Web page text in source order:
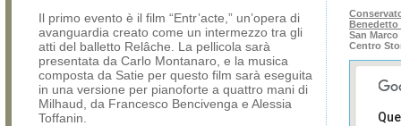
Il primo evento è il film “Entr’acte,” un’opera di
avanguardia creato come un intermezzo tra gli
atti del balletto Relâche. La pellicola sarà
presentata da Carlo Montanaro, e la musica
composta da Satie per questo film sarà eseguita
in una versione per pianoforte a quattro mani di
Milhaud, da Francesco Bencivenga e Alessia
Toffanin.
Benedetto
San Marco
Centro